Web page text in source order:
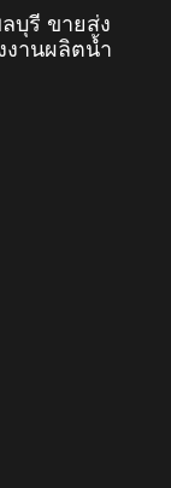
บุรี ขายส่ง
งานผลิตน้ำ